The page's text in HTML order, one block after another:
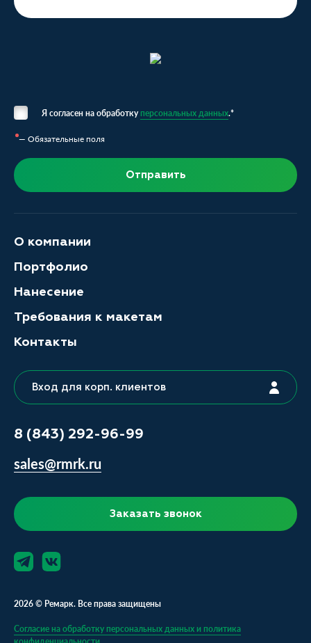
Я согласен на обработкуперсональных данных.*
— Обязательные поля
Отправить
О компании
Портфолио
Нанесение
Требования к макетам
Контакты
Вход для корп. клиентов
8 (843) 292-96-99
sales@rmrk.ru
Заказать звонок
2026 © Ремарк. Все права защищены
Согласие на обработку персональных данных и политика